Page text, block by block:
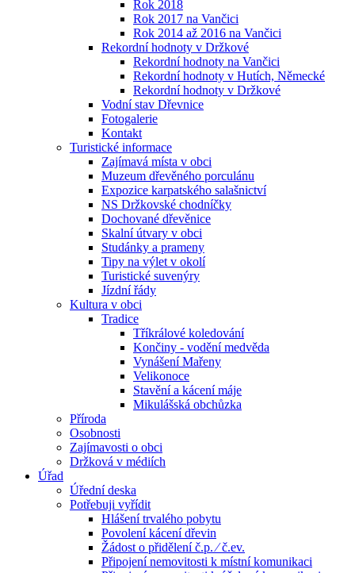
Rok 2018
Rok 2017 na Vančici
Rok 2014 až 2016 na Vančici
Rekordní hodnoty v Držkové
Rekordní hodnoty na Vančici
Rekordní hodnoty v Hutích, Německé
Rekordní hodnoty v Držkové
Vodní stav Dřevnice
Fotogalerie
Kontakt
Turistické informace
Zajímavá místa v obci
Muzeum dřevěného porculánu
Expozice karpatského salašnictví
NS Držkovské chodníčky
Dochované dřevěnice
Skalní útvary v obci
Studánky a prameny
Tipy na výlet v okolí
Turistické suvenýry
Jízdní řády
Kultura v obci
Tradice
Tříkrálové koledování
Končiny - vodění medvěda
Vynášení Mařeny
Velikonoce
Stavění a kácení máje
Mikulášská obchůzka
Příroda
Osobnosti
Zajímavosti o obci
Držková v médiích
Úřad
Úřední deska
Potřebuji vyřídit
Hlášení trvalého pobytu
Povolení kácení dřevin
Žádost o přidělení č.p. ⁄ č.ev.
Připojení nemovitosti k místní komunikaci